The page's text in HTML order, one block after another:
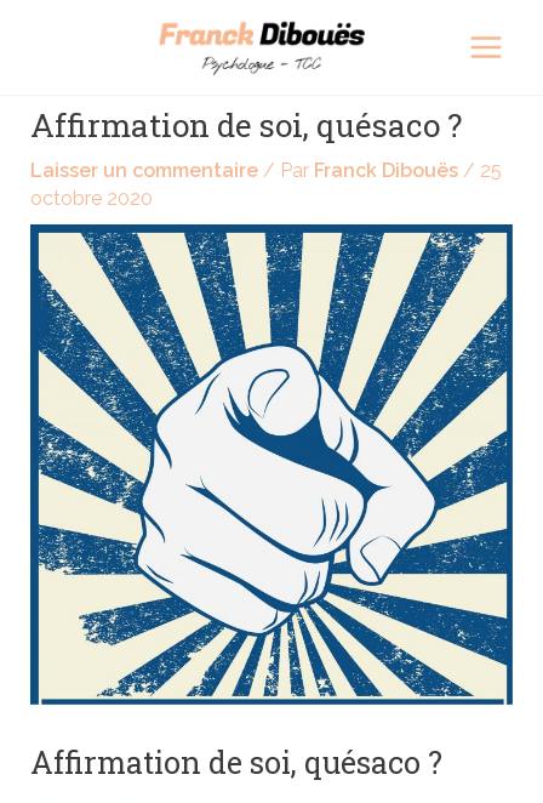
Affirmation de soi, quésaco ?
Laisser un commentaire / Par Franck Dibouës / 25
octobre 2020
Affirmation de soi, quésaco ?